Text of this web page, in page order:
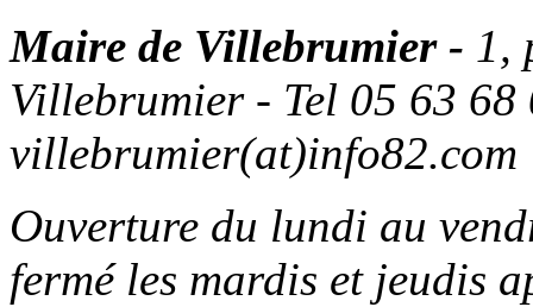
Maire de Villebrumier - 1,
Villebrumier - Tel 05 63
villebrumier(at)info82.com
Ouverture du lundi au
fermé les mardis et jeudis